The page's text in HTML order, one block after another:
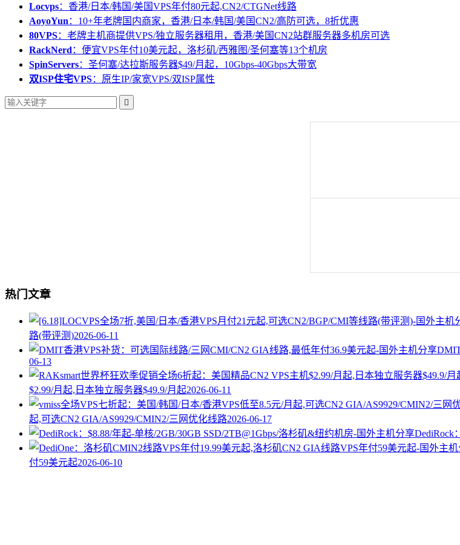
Locvps：香港/日本/韩国/美国VPS年付80元起,CN2/CTGNet线路
AoyoYun ：10+年老牌国内商家，香港/日本/韩国/美国CN2/高防可选，8折优惠
80VPS：老牌主机商提供VPS/独立服务器租用，香港/美国CN2站群服务器多机房可选
RackNerd ：便宜VPS年付10美元起，洛杉矶/西雅图/圣何塞等13个机房
SpinServers：圣何塞/达拉斯服务器$49/月起，10Gbps-40Gbps大带宽
双ISP住宅VPS：原生IP/家宽VPS/双ISP属性

热门文章
路(带评测)2026-06-11
06-13
$2.99/月起,日本独立服务器$49.9/月起2026-06-11
起,可选CN2 GIA/AS9929/CMIN2/三网优化线路2026-06-17
DediRock
付59美元起2026-06-10